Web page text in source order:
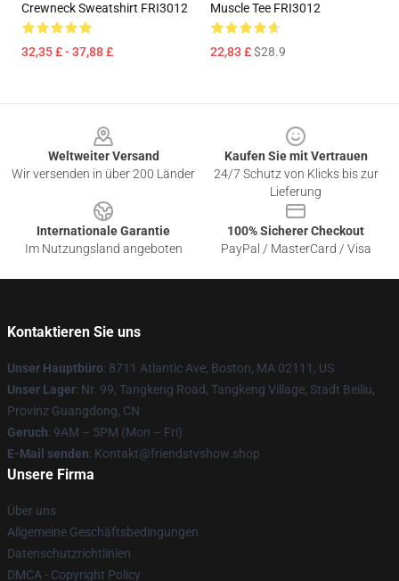
Crewneck Sweatshirt FRI3012
32,35 £ - 37,88 £
Muscle Tee FRI3012
22,83 £$28.9
Weltweiter Versand
Wir versenden in über 200 Länder
Kaufen Sie mit Vertrauen
24/7 Schutz von Klicks bis zur
Lieferung
Internationale Garantie
Im Nutzungsland angeboten
100% Sicherer Checkout
PayPal / MasterCard / Visa
Kontaktieren Sie uns
Unser Hauptbüro: 8711 Atlantic Ave, Boston, MA 02111, US
Unser Lager: Nr. 99, Tangkeng Road, Tangkeng Village, Stadt Beiliu,
Provinz Guangdong, CN
Geruch: 9AM – 5PM (Mon – Fri)
E-Mail senden: Kontakt@friendstvshow.shop
Unsere Firma
Über uns
Allgemeine Geschäftsbedingungen
Datenschutzrichtlinien
DMCA - Copyright Policy